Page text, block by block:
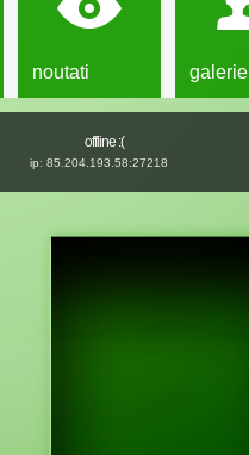
noutati galerie
offline :(
ip: 85.204.193.58:27218